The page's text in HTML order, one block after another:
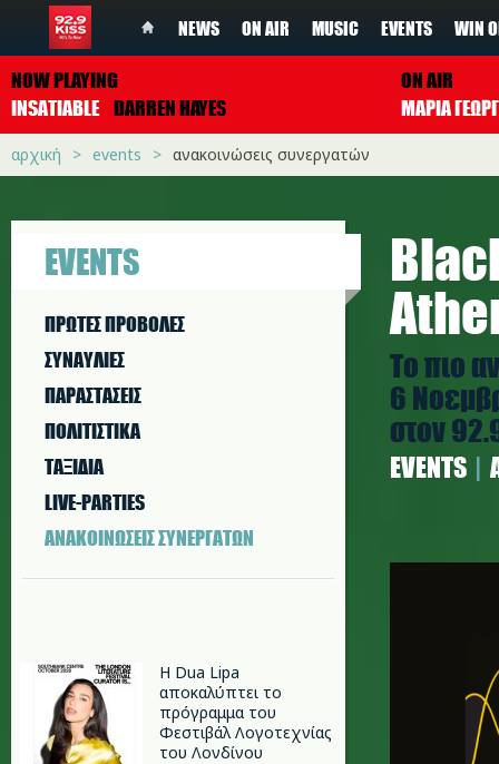
NEWS ON AIR MUSIC EVENTS WIN
NOW PLAYING
INSATIABLE DARREN HAYES
ON AIR
ΜΑΡΙΑ
αρχική events ανακοινώσεις συνεργατών
EVENTS
ΠΡΩΤΕΣ ΠΡΟΒΟΛΕΣ
ΣΥΝΑΥΛΙΕΣ
ΠΑΡΑΣΤAΣΕΙΣ
ΠΟΛΙΤΙΣΤΙΚA
ΤΑΞΙΔΙΑ
LIVE-PARTIES
ΑΝΑΚΟΙΝΩΣΕΙΣ ΣΥΝΕΡΓΑΤΩΝ
Η Dua Lipa
αποκαλύπτει το
πρόγραμμα του
Φεστιβάλ Λογοτεχνίας
του Λονδίνου
Το πιο
6
στον
EVENTS